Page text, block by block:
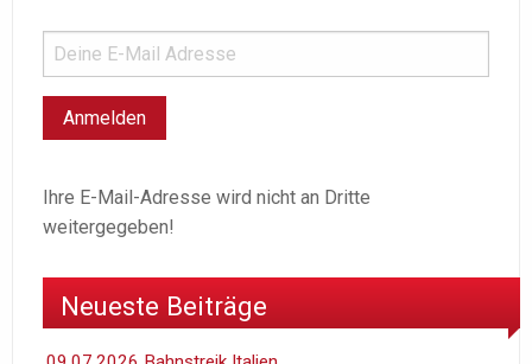
Ihre E-Mail-Adresse wird nicht an Dritte
weitergegeben!
Neueste Beiträge